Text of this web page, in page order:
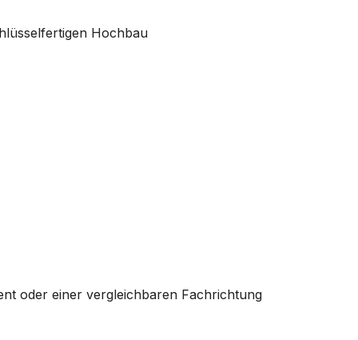
Hochbau
oder einer vergleichbaren Fachrichtung